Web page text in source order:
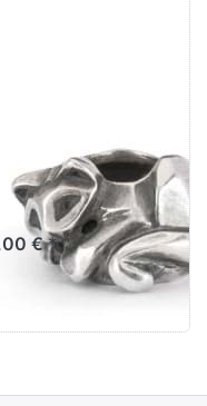
TAGBE-
€ *